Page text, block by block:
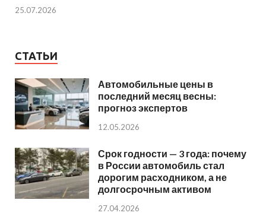
25.07.2026
СТАТЬИ
Автомобильные цены в
последний месяц весны:
прогноз экспертов
12.05.2026
Срок годности — 3 года: почему
в России автомобиль стал
дорогим расходником, а не
долгосрочным активом
27.04.2026